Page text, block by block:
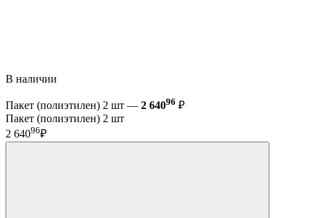
В наличии
Пакет (полиэтилен) 2 шт — 2 64096 ₽
Пакет (полиэтилен) 2 шт
2 64096₽